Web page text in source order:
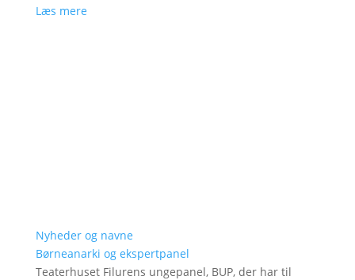
Læs mere
Nyheder og navne
Børneanarki og ekspertpanel
Teaterhuset Filurens ungepanel, BUP, der har til